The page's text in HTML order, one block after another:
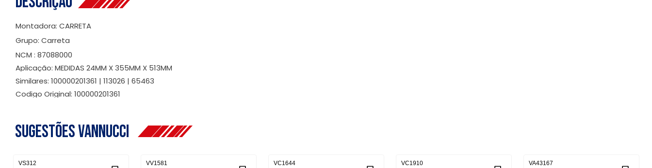
Montadora: CARRETA
Grupo: Carreta
NCM : 87088000
Aplicação: MEDIDAS 24MM X 355MM X 513MM
Similares: 100000201361 | 113026 | 65463
Codigo Original: 100000201361
Sugestões Vannucci
VS312 VV1581 VC1644 VC1910 VA43167